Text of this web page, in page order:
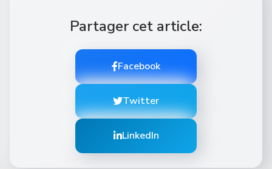
Partager cet article:
Facebook
Twitter
LinkedIn